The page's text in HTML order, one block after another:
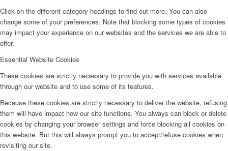
Click on the different category headings to find out more. You can also
change some of your preferences. Note that blocking some types of cookies
may impact your experience on our websites and the services we are able to
offer.
Essential Website Cookies
These cookies are strictly necessary to provide you with services available
through our website and to use some of its features.
Because these cookies are strictly necessary to deliver the website, refusing
them will have impact how our site functions. You always can block or delete
cookies by changing your browser settings and force blocking all cookies on
this website. But this will always prompt you to accept/refuse cookies when
revisiting our site.